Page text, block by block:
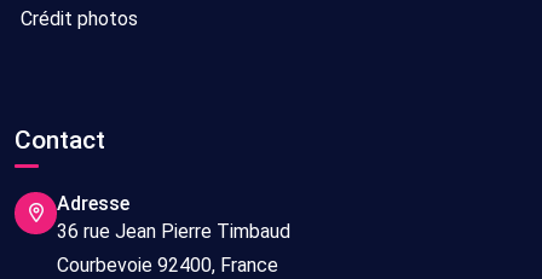
Crédit photos
Contact
Adresse
36 rue Jean Pierre Timbaud
Courbevoie 92400, France